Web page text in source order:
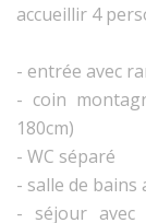
accueillir 4
- entrée avec
- coin
180cm)
- WC séparé
- salle de bains
- séjour avec